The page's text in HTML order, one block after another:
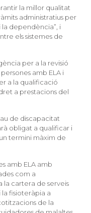
la millor qualitat
administratius per
dependència”, i
els sistemes de
per a la revisió
amb ELA i
a la qualificació
a prestacions del
de discapacitat
obligat a qualificar i
termini màxim de
amb ELA amb
com a
la cartera de serveis
fisioteràpia a
de la